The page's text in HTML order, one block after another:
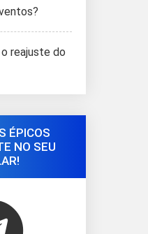
reajuste do
ÉPICOS
NO SEU